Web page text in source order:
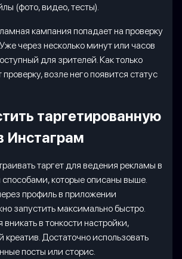
(фото, видео, тесты).
кампания попадает на проверку
через несколько минут или часов
для зрителей. Как только
возле него появится статус
таргетированную
Инстаграм
таргет для ведения рекламы в
которые описаны выше.
профиль в приложении
запустить максимально быстро.
в тонкости настройки,
креатив. Достаточно использовать
посты или сторис.